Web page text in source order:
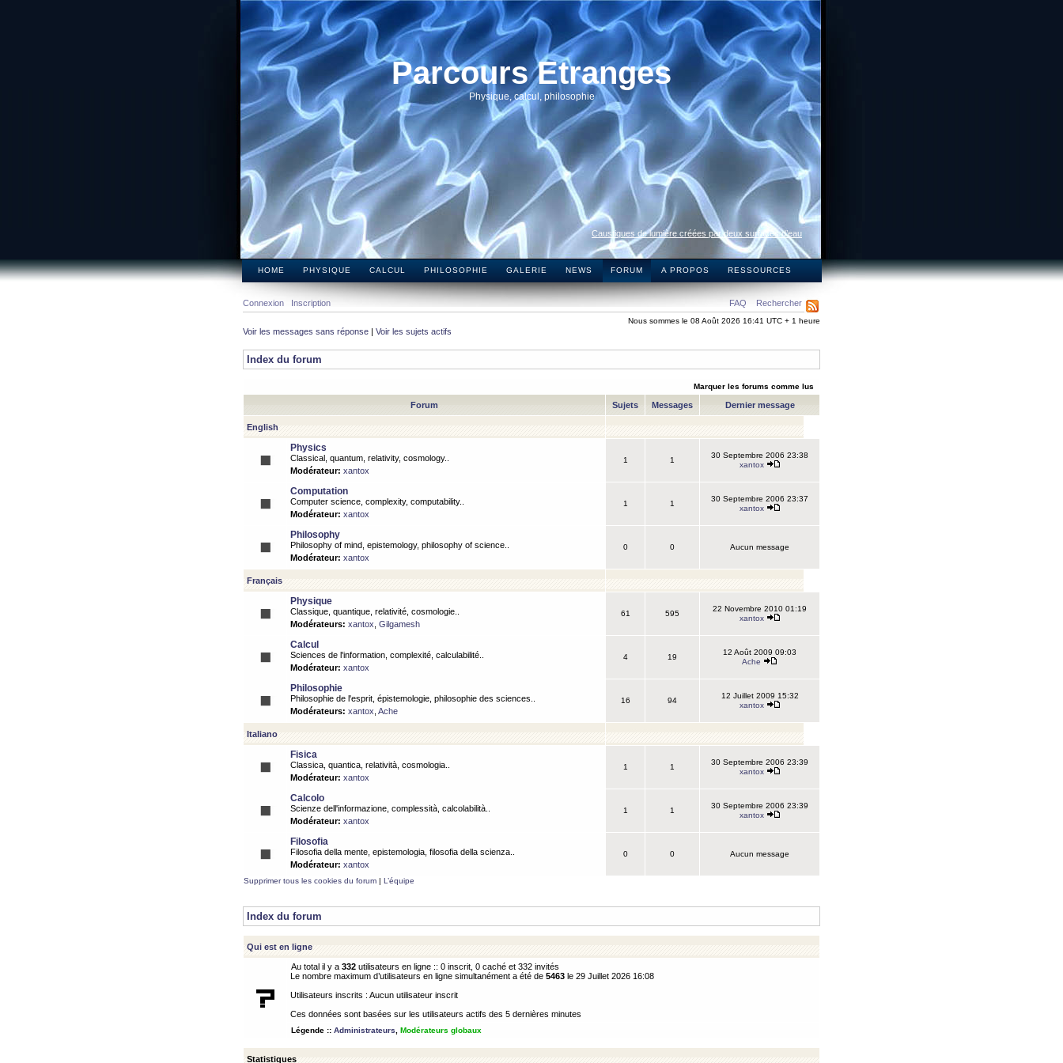
Parcours Etranges
Physique, calcul, philosophie
Caustiques de lumière créées par deux surfaces d’eau
HOME PHYSIQUE CALCUL PHILOSOPHIE GALERIE NEWS FORUM A PROPOS RESSOURCES
FAQ Rechercher
Connexion Inscription
Nous sommes le 08 Août 2026 16:41 UTC + 1 heure
Voir les messages sans réponse | Voir les sujets actifs
Index du forum
Marquer les forums comme lus
Forum Sujets Messages Dernier message
English
Physics
Classical, quantum, relativity, cosmology..
Modérateur: xantox
1 1
30 Septembre 2006 23:38
xantox
Computation
Computer science, complexity, computability..
Modérateur: xantox
1 1
30 Septembre 2006 23:37
xantox
Philosophy
Philosophy of mind, epistemology, philosophy of science..
Modérateur: xantox
0 0 Aucun message
Français
Physique
Classique, quantique, relativité, cosmologie..
Modérateurs: xantox Gilgamesh
61 595
22 Novembre 2010 01:19
xantox
Calcul
Sciences de l'information, complexité, calculabilité..
Modérateur: xantox
4 19
12 Août 2009 09:03
Ache
Philosophie
Philosophie de l'esprit, épistemologie, philosophie des sciences..
Modérateurs: xantox Ache
16 94
12 Juillet 2009 15:32
xantox
Italiano
Fisica
Classica, quantica, relatività, cosmologia..
Modérateur: xantox
1 1
30 Septembre 2006 23:39
xantox
Calcolo
Scienze dell'informazione, complessità, calcolabilità..
Modérateur: xantox
1 1
30 Septembre 2006 23:39
xantox
Filosofia
Filosofia della mente, epistemologia, filosofia della scienza..
Modérateur: xantox
0 0 Aucun message
Supprimer tous les cookies du forum | L’équipe
Index du forum
Qui est en ligne
Au total il y a 332 utilisateurs en ligne :: 0 inscrit, 0 caché et 332 invités
Le nombre maximum d’utilisateurs en ligne simultanément a été de 5463 le 29 Juillet 2026 16:08
Utilisateurs inscrits : Aucun utilisateur inscrit
Ces données sont basées sur les utilisateurs actifs des 5 dernières minutes
Légende :: Administrateurs Modérateurs globaux
Statistiques